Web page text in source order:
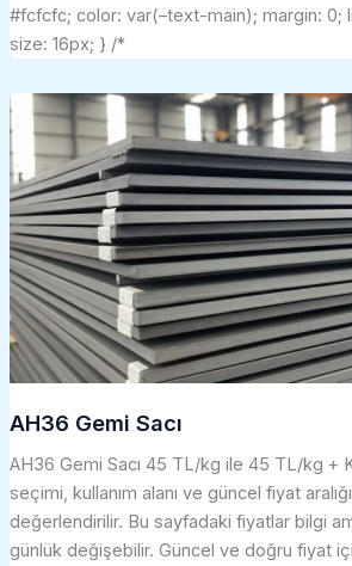
#fcfcfc; color: var(–text-main); margin: 0;
size: 16px; } /*
AH36 Gemi Sacı
AH36 Gemi Sacı 45 TL/kg ile 45 TL/kg +
seçimi, kullanım alanı ve güncel fiyat aralığı
değerlendirilir. Bu sayfadaki fiyatlar bilgi
günlük değişebilir. Güncel ve doğru fiyat